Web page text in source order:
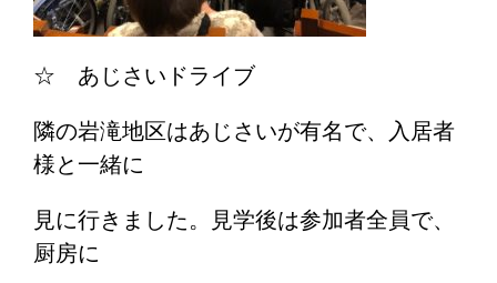
☆ あじさいドライブ
隣の岩滝地区はあじさいが有名で、入居者
様と一緒に
見に行きました。見学後は参加者全員で、
厨房に